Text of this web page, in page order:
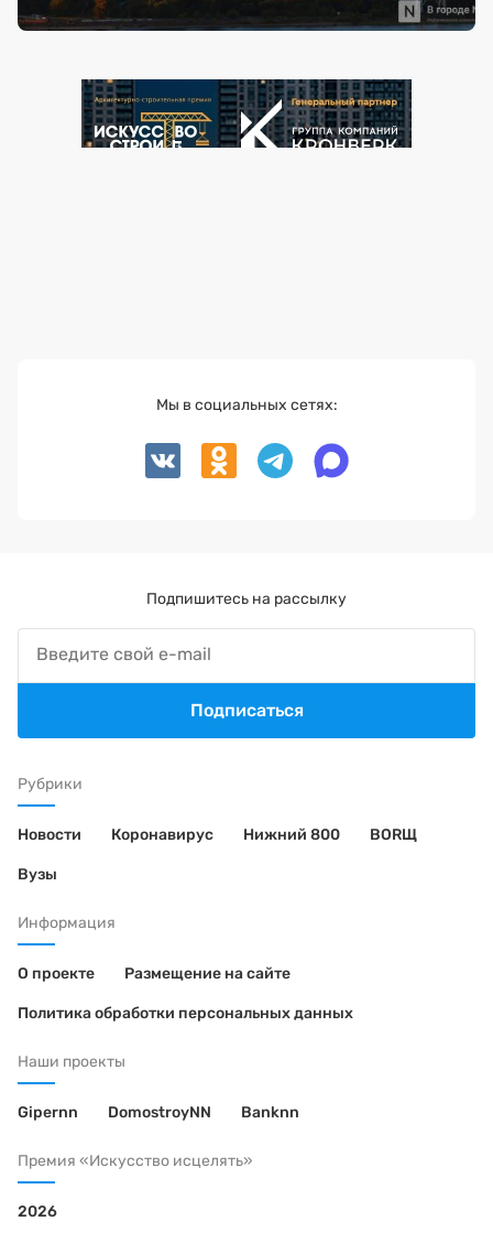
Рубрики
Новости Коронавирус Нижний 800 BORЩ
Вузы
Информация
О проекте Размещение на сайте
Политика обработки персональных данных
Наши проекты
Gipernn DomostroyNN Banknn
Премия «Искусство исцелять»
2026
Мы в социальных сетях:
Подпишитесь на рассылку
Подписаться